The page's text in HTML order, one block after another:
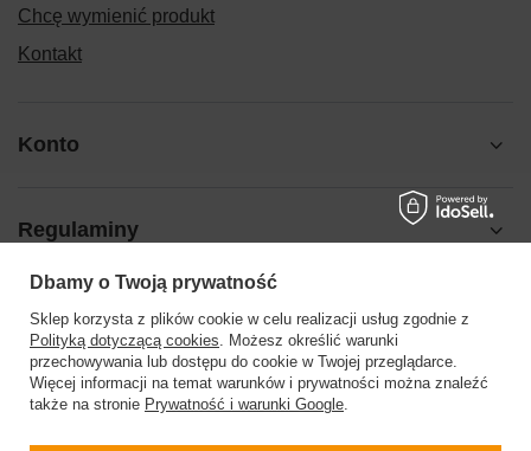
Chcę wymienić produkt
Kontakt
Konto
Regulaminy
Pomoc
504199123 sklep@barberinis.pl
Dbamy o Twoją prywatność
Sklep korzysta z plików cookie w celu realizacji usług zgodnie z
Polityką dotyczącą cookies. Możesz określić warunki
przechowywania lub dostępu do cookie w Twojej przeglądarce.
Więcej informacji na temat warunków i prywatności można znaleźć
także na stronie Prywatność i warunki Google.